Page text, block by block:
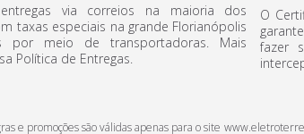
via correios na maioria dos
taxas especiais na grande Florianópolis
por meio de transportadoras. Mais
Política de Entregas.
O
fazer
e promoções são válidas apenas para o site